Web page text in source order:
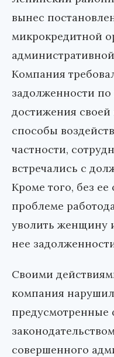
вынес
микрокредитной
Компания
задолженности по
достижения
способы
частности,
встречались с
Кроме того, без
проблеме
уволить женщину
нее
Своими
компания
совершенного